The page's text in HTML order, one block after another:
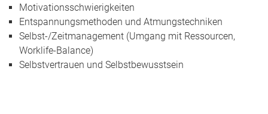
Motivationsschwierigkeiten
Entspannungsmethoden und Atmungstechniken
Selbst-/Zeitmanagement (Umgang mit Ressourcen,
Worklife-Balance)
Selbstvertrauen und Selbstbewusstsein